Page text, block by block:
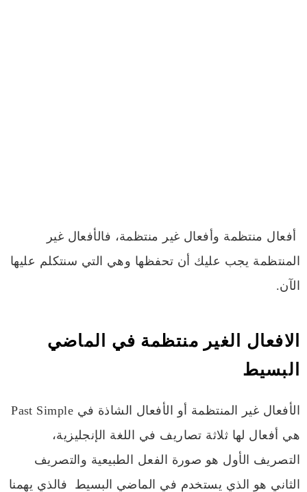
أفعال منتظمة وأفعال غير منتظمة، فالأفعال غير
المنتظمة يجب عليك أن تحفظها وهي التي سنتكلم عليها
الآن.
الافعال الغير منتظمة في الماضي
البسيط
الأفعال غير المنتظمة أو الأفعال الشاذة في Past Simple
هي أفعال لها ثلاثة تصاريف في اللغة الإنجليزية،
التصريف الأول هو صورة الفعل الطبيعية والتصريف
الثاني هو الذي يستخدم في الماضي البسيط فالذي يهمنا